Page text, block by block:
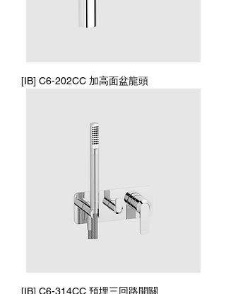
[IB] C6-202CC 加高面盆龍頭
[IB] C6-314CC 預埋三回路開關